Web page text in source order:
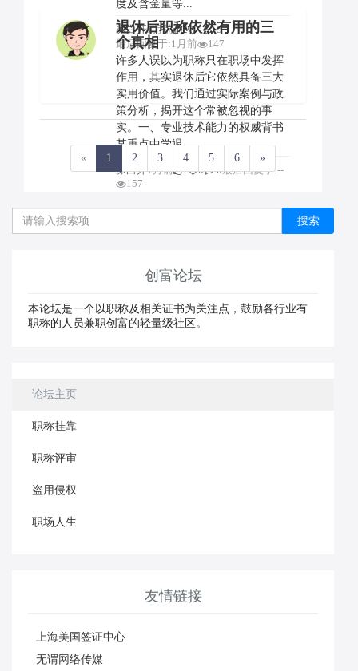
度及含金量等...
凉白开1月前 2 1
5
最后回复于:1月前
147
退休后职称依然有用的三
个真相
许多人误以为职称只在职场中发挥
作用，其实退休后它依然具备三大
实用价值。我们通过实际案例与政
策分析，揭开这个常被忽视的事
实。一、专业技术能力的权威背书
某重点中学退...
凉白开1月前 1 0 0最后回复于:--
157
« 1 2 3 4 5 6 »
搜索
创富论坛
本论坛是一个以职称及相关证书为关注点，鼓励各行业有
职称的人员兼职创富的轻量级社区。
论坛主页
职称挂靠
职称评审
盗用侵权
职场人生
友情链接
上海美国签证中心
无谓网络传媒